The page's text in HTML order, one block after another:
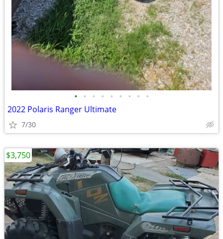
• • • • • • • • •
2022 Polaris Ranger Ultimate
7/30
$3,750